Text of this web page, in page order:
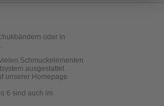
oder in
Schmuckelementen
ausgestattet.
unserer Homepage
6 sind auch im